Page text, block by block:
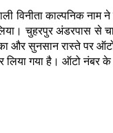
काल्पनिक नाम ने
चुहरपुर अंडरपास से
और सुनसान रास्ते पर
लिया गया है। ऑटो